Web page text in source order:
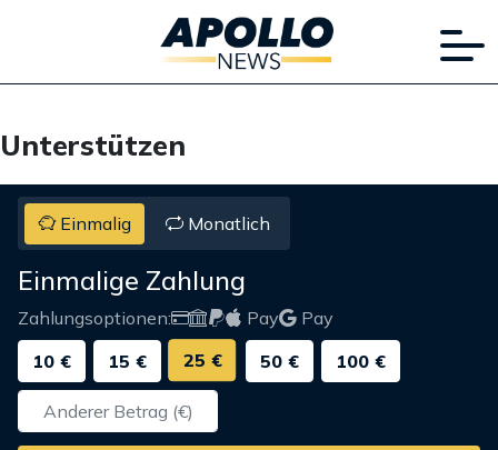
Unterstützen
Einmalig Monatlich
Einmalige Zahlung
Zahlungsoptionen: Pay
Pay
10 €
15 € 25 € 50 € 100 €